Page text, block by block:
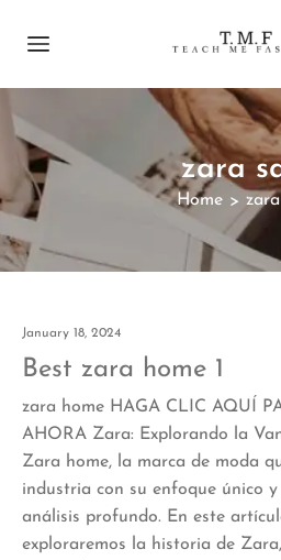
zara
Home >
January 18, 2024
Best zara home 1
zara home HAGA CLIC AQUÍ
AHORA Zara: Explorando la
Zara home, la marca de moda
industria con su enfoque único y
análisis profundo. En este
exploraremos la historia de